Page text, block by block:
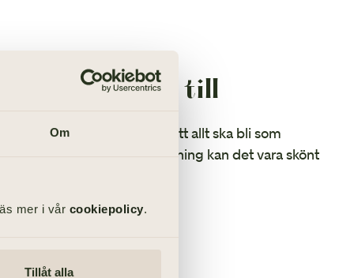
Om
mer i vår cookiepolicy.
Tillåt alla
begravning till
av sorg och stress över att allt ska bli som
varit med om en begravning kan det vara skönt
lite mer här.